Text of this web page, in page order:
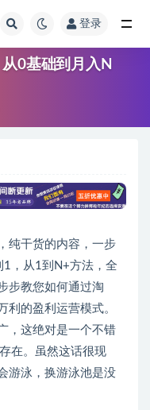
登录
0基础到月入N
纯干货的内容，一步
1，从1到N+方法，全
步教您如何通过淘
利的盈利运营模式。
，这绝对是一个不错
在。虽然这话很现
游泳，换游泳池是没